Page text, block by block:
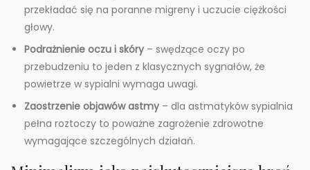
przekładać się na poranne migreny i uczucie ciężkości
głowy.
Podrażnienie oczu i skóry – swędzące oczy po
przebudzeniu to jeden z klasycznych sygnałów, że
powietrze w sypialni wymaga uwagi.
Zaostrzenie objawów astmy – dla astmatyków sypialnia
pełna roztoczy to poważne zagrożenie zdrowotne
wymagające szczególnych działań.